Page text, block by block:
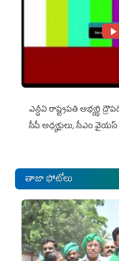
ఎన్డీఏ రాష్ట్ర‌ప‌తి అభ్య‌ర్థి
సీపీ అధ్య‌క్షులు, సీఎం
తాజా ఫోటోలు